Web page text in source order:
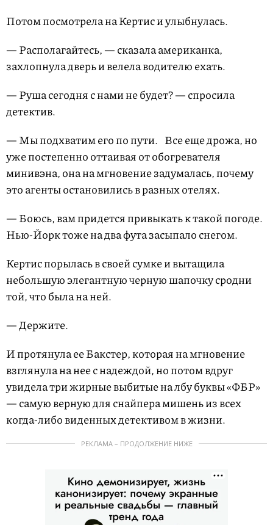
Потом посмотрела на Кертис и улыбнулась.
— Располагайтесь, — сказала американка,
захлопнула дверь и велела водителю ехать.
— Руша сегодня с нами не будет? — спросила
детектив.
— Мы подхватим его по пути. Все еще дрожа, но
уже постепенно оттаивая от обогревателя
минивэна, она на мгновение задумалась, почему
это агенты остановились в разных отелях.
— Боюсь, вам придется привыкать к такой погоде.
Нью-Йорк тоже на два фута засыпало снегом.
Кертис порылась в своей сумке и вытащила
небольшую элегантную черную шапочку сродни
той, что была на ней.
— Держите.
И протянула ее Бакстер, которая на мгновение
взглянула на нее с надеждой, но потом вдруг
увидела три жирные выбитые на лбу буквы «ФБР»
— самую верную для снайпера мишень из всех
когда-либо виденных детективом в жизни.
РЕКЛАМА – ПРОДОЛЖЕНИЕ НИЖЕ